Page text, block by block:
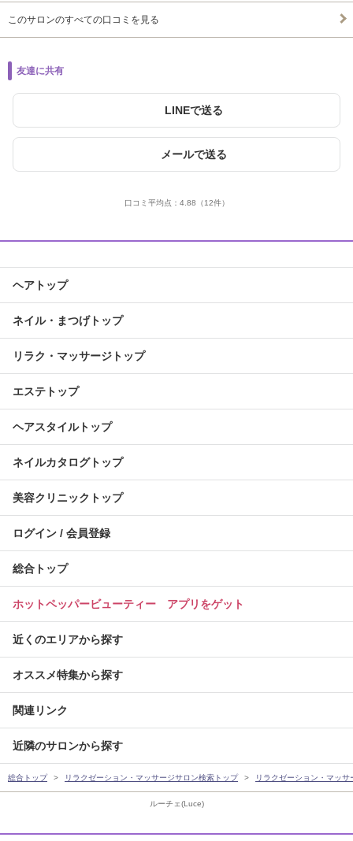
ルーチェ(Luce)
このサロンのすべての口コミを見る
友達に共有
LINEで送る
メールで送る
口コミ平均点： 4.88 （12件）
ヘアトップ
ネイル・まつげトップ
リラク・マッサージトップ
エステトップ
ヘアスタイルトップ
ネイルカタログトップ
美容クリニックトップ
ログイン / 会員登録
総合トップ
ホットペッパービューティー アプリをゲット
近くのエリアから探す
オススメ特集から探す
関連リンク
近隣のサロンから探す
総合トップ リラクゼーション・マッサージサロン検索トップ リラクゼーション・マッ